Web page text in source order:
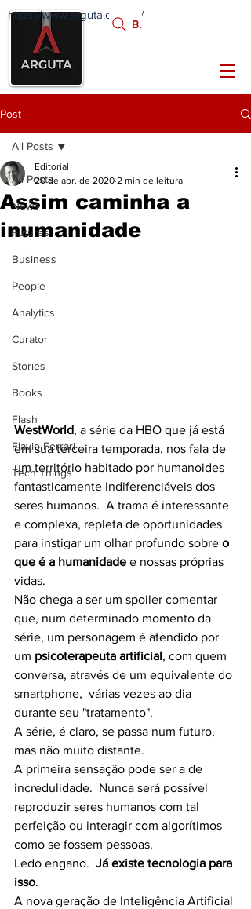
FATOS
https://www.arguta.com.br/
Busca:
Post
All Posts
News
Futures
Business
People
Analytics
Curator
Stories
Books
Flash
Flavio Ferrari
Tech Things
All Posts
Assim caminha a
inumanidade
Editorial
20 de abr. de 2020 2 min de leitura
WestWorld, a série da HBO que já está
em sua terceira temporada, nos fala de
um território habitado por humanoides
fantasticamente indiferenciáveis dos
seres humanos.  A trama é interessante
e complexa, repleta de oportunidades
para instigar um olhar profundo sobre o
que é a humanidade e nossas próprias
vidas.
Não chega a ser um spoiler comentar
que, num determinado momento da
série, um personagem é atendido por
um psicoterapeuta artificial, com quem
conversa, através de um equivalente do
smartphone,  várias vezes ao dia
durante seu "tratamento".
A série, é claro, se passa num futuro,
mas não muito distante.
A primeira sensação pode ser a de
incredulidade.  Nunca será possível
reproduzir seres humanos com tal
perfeição ou interagir com algorítimos
como se fossem pessoas.
Ledo engano. Já existe tecnologia para
isso.
A nova geração de Inteligência Artificial